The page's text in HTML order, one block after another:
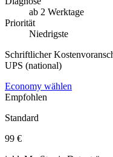
ab 2 Werktage
Priorität
Niedrigste
Schriftlicher
UPS (national)
Economy wählen
Empfohlen
Standard
99 €